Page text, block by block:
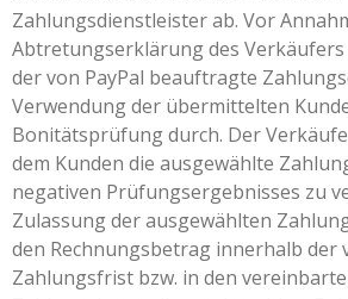
Zahlungsdienstleister ab. Vor
Abtretungserklärung des Verkäufers
der von PayPal beauftragte
Verwendung der übermittelten
Bonitätsprüfung durch. Der
dem Kunden die ausgewählte
negativen Prüfungsergebnisses zu
Zulassung der ausgewählten
den Rechnungsbetrag innerhalb der
Zahlungsfrist bzw. in den